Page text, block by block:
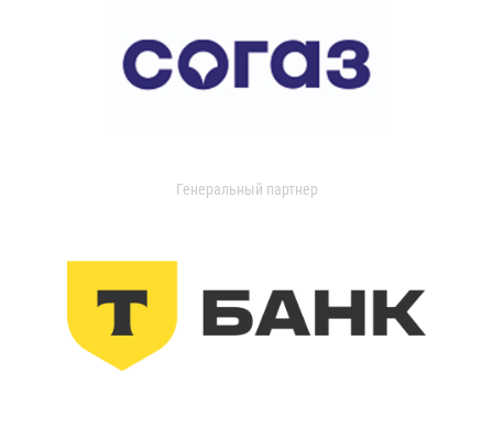
Генеральный партнер